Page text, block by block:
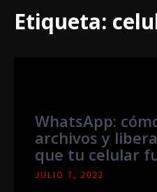
Etiqueta:
WhatsApp:
archivos y
que tu celular
JULIO 7, 2022